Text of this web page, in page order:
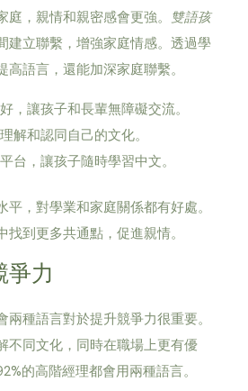
，親情和親密感會更強。 雙語孩
建立聯繫，增強家庭情感。透過學
高語言，還能加深家庭聯繫。
，讓孩子和長輩無障礙交流。
解和認同自己的文化。
台，讓孩子隨時學習中文。
平，對學業和家庭關係都有好處。
到更多共通點，促進親情。
爭力
兩種語言對於提升競爭力很重要。
不同文化，同時在職場上更有優
的高階經理都會用兩種語言。